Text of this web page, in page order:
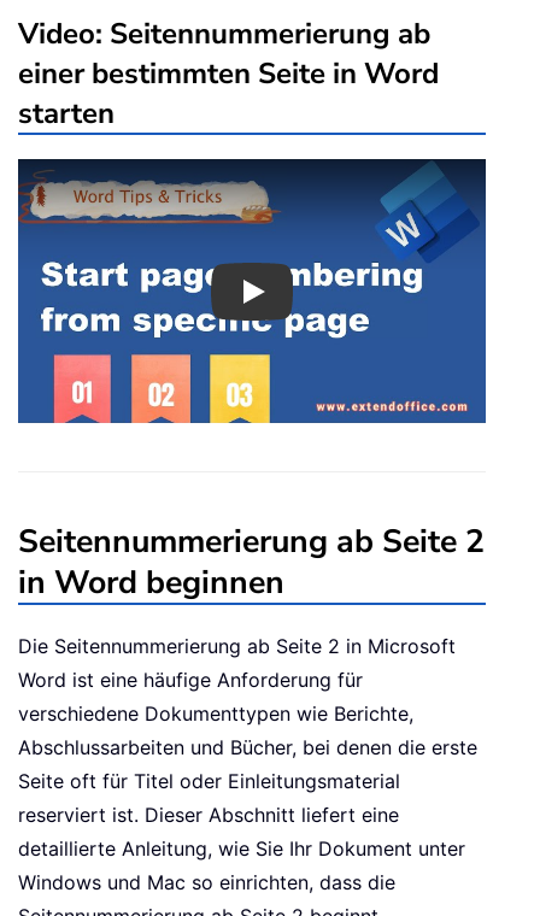
Video: Seitennummerierung ab
einer bestimmten Seite in Word
starten
Play
Seitennummerierung ab Seite 2
in Word beginnen
Die Seitennummerierung ab Seite 2 in Microsoft
Word ist eine häufige Anforderung für
verschiedene Dokumenttypen wie Berichte,
Abschlussarbeiten und Bücher, bei denen die erste
Seite oft für Titel oder Einleitungsmaterial
reserviert ist. Dieser Abschnitt liefert eine
detaillierte Anleitung, wie Sie Ihr Dokument unter
Windows und Mac so einrichten, dass die